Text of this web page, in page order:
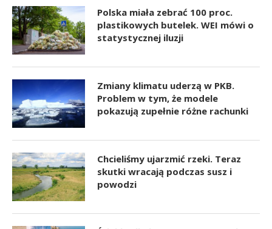
Polska miała zebrać 100 proc.
plastikowych butelek. WEI mówi o
statystycznej iluzji
Zmiany klimatu uderzą w PKB.
Problem w tym, że modele
pokazują zupełnie różne rachunki
Chcieliśmy ujarzmić rzeki. Teraz
skutki wracają podczas susz i
powodzi